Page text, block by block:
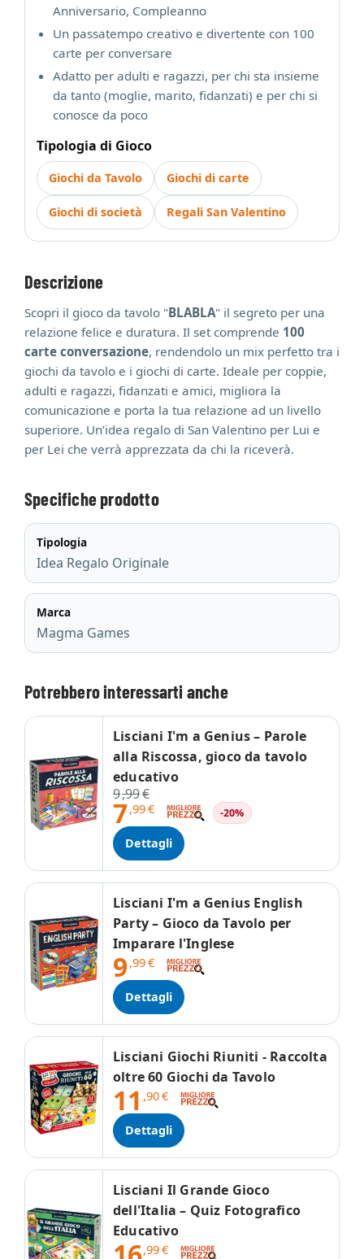
Anniversario, Compleanno
Un passatempo creativo e divertente con 100
carte per conversare
Adatto per adulti e ragazzi, per chi sta insieme
da tanto (moglie, marito, fidanzati) e per chi si
conosce da poco
Tipologia di Gioco
Giochi da Tavolo Giochi di carte
Giochi di società Regali San Valentino
Descrizione
Scopri il gioco da tavolo "BLABLA" il segreto per una
relazione felice e duratura. Il set comprende 100
carte conversazione, rendendolo un mix perfetto tra i
giochi da tavolo e i giochi di carte. Ideale per coppie,
adulti e ragazzi, fidanzati e amici, migliora la
comunicazione e porta la tua relazione ad un livello
superiore. Un’idea regalo di San Valentino per Lui e
per Lei che verrà apprezzata da chi la riceverà.
Specifiche prodotto
Tipologia
Idea Regalo Originale
Marca
Magma Games
Potrebbero interessarti anche
Lisciani I'm a Genius – Parole
alla Riscossa, gioco da tavolo
educativo
9,99€
7,99€ -20%
Dettagli
Lisciani I'm a Genius English
Party – Gioco da Tavolo per
Imparare l'Inglese
9,99€
Dettagli
Lisciani Giochi Riuniti - Raccolta
oltre 60 Giochi da Tavolo
11 ,90€
Dettagli
Lisciani Il Grande Gioco
dell'Italia – Quiz Fotografico
Educativo
,99€